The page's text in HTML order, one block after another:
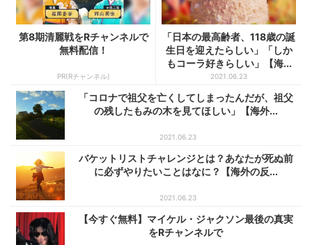
第8期清麗戦をRチャンネルで
無料配信！
PR(Rチャンネル)
「日本の最高齢者、118歳の誕
生日を迎えたらしい」「しか
もコーラ好きらしい」【海...
2021.06.23
「コロナで祖父を亡くしてしまったんだが、祖父
の残したもみの木を見てほしい」【海外...
2021.06.23
バケットリストチャレンジとは？あなたが死ぬ前
に必ずやりたいことはなに？【海外の反...
2021.06.23
【今すぐ無料】マイケル・ジャクソン最後の真実
をRチャンネルで